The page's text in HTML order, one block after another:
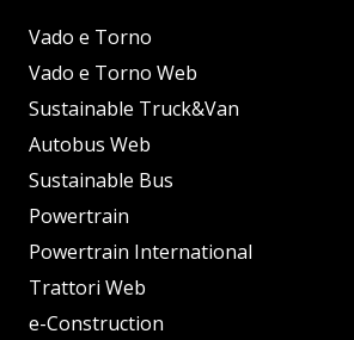
Vado e Torno
Vado e Torno Web
Sustainable Truck&Van
Autobus Web
Sustainable Bus
Powertrain
Powertrain International
Trattori Web
e-Construction